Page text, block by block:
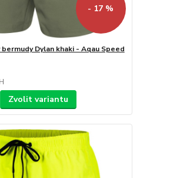
- 17 %
Dylan khaki - Aqau Speed
Zvolit variantu